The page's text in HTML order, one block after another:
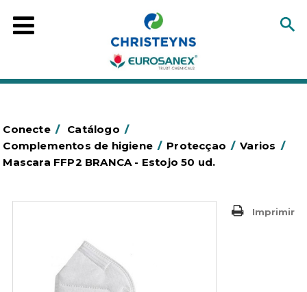
Conecte / Catálogo /
Complementos de higiene / Protecçao / Varios /
Mascara FFP2 BRANCA - Estojo 50 ud.
Imprimir